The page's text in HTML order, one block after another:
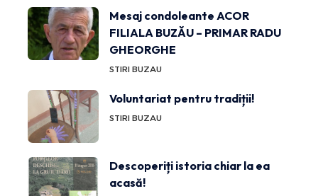
Mesaj condoleante ACOR
FILIALA BUZĂU – PRIMAR RADU
GHEORGHE
STIRI BUZAU
Voluntariat pentru tradiții!
STIRI BUZAU
Descoperiți istoria chiar la ea
acasă!